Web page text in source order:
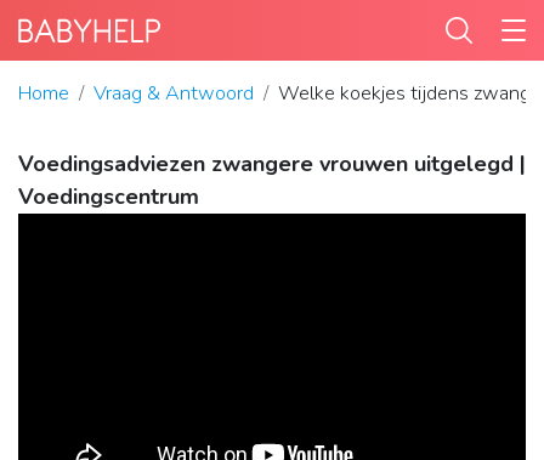
Home Vraag & Antwoord Welke koekjes tijdens
Voedingsadviezen zwangere vrouwen uitgelegd |
Voedingscentrum